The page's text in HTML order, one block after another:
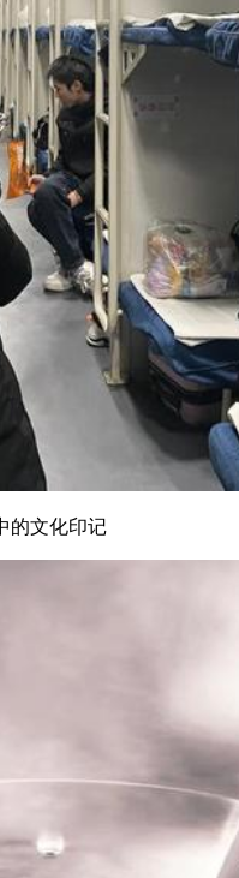
的文化印记